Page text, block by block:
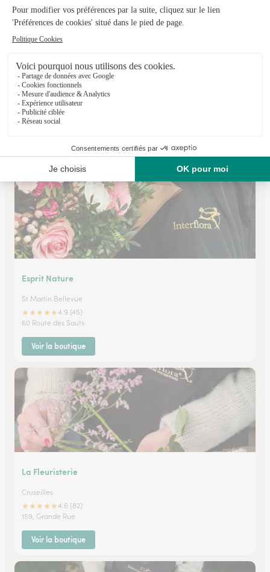
Villaz en Fleurs
Villaz
★★★ ★★4.7 (31)
Voir la boutique
Esprit Nature
St Martin Bellevue
★★★★★4.9 (45)
60 Route des Sauts
Voir la boutique
La Fleuristerie
Cruseilles
★★★★★4.6 (82)
159, Grande Rue
Voir la boutique